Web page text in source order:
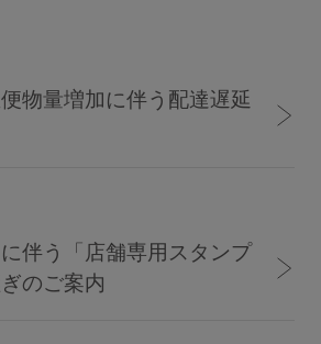
す
便物量増加に伴う配達遅延
伴う「店舗専用スタンプ
のご案内